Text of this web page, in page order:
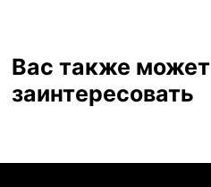
Вас также может
заинтересовать